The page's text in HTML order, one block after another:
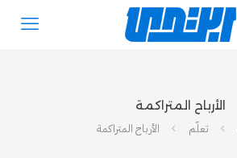
الأرباح المتراكمة
تعلّم الأرباح المتراكمة